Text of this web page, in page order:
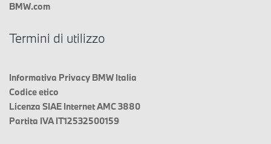
BMW.com
Termini di utilizzo
Informativa Privacy BMW Italia
Codice etico
Licenza SIAE Internet AMC 3880
Partita IVA IT12532500159